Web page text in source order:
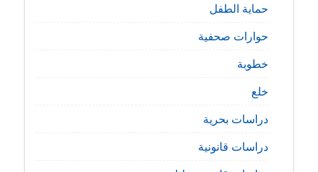
حماية الطفل
حوارات صحفية
خطوبة
خلع
دراسات بحرية
دراسات قانونية